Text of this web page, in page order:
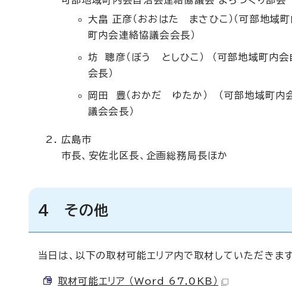
大畠 正彦（おおはた まさひこ）（可部地域
町内会連絡協議会会長）
坊 聰彦（ぼう としひこ） （可部地域町内
会長）
岡田 豊（おかだ ゆたか） （可部地域町内
議会会長）
広島市
市長、安佐北区長、企画総務局長ほか
4 その他
当日は、以下の取材可能エリア内で取材していただきま
取材可能エリア （Word 67.0KB）